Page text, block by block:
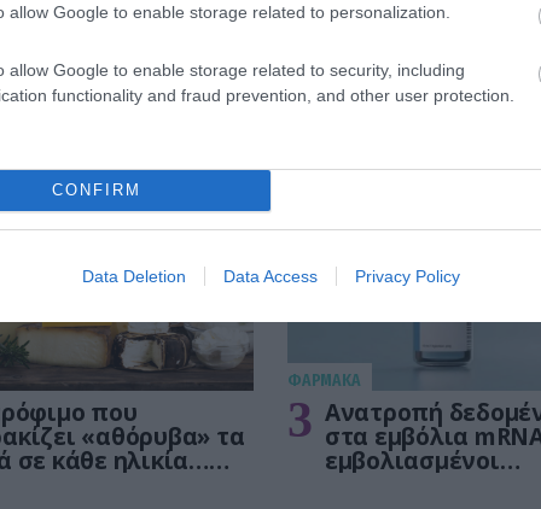
allow Google to enable storage related to personalization.
allow Google to enable storage related to security, including
functionality and fraud prevention, and other user protection.
CONFIRM
Data Deletion Data Access Privacy Policy
που
«αθόρυβα» τα
σε κάθε ηλικία…
ΦΑΡΜΑΚΑ
3 Ανατροπή
στα εμβόλια
εμβολιασμένοι